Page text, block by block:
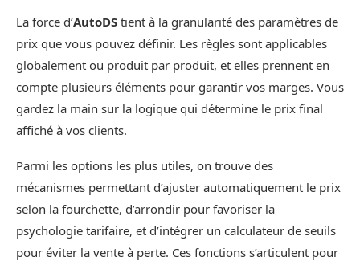
La force d’AutoDS tient à la granularité des paramètres de
prix que vous pouvez définir. Les règles sont applicables
globalement ou produit par produit, et elles prennent en
compte plusieurs éléments pour garantir vos marges. Vous
gardez la main sur la logique qui détermine le prix final
affiché à vos clients.
Parmi les options les plus utiles, on trouve des
mécanismes permettant d’ajuster automatiquement le prix
selon la fourchette, d’arrondir pour favoriser la
psychologie tarifaire, et d’intégrer un calculateur de seuils
pour éviter la vente à perte. Ces fonctions s’articulent pour